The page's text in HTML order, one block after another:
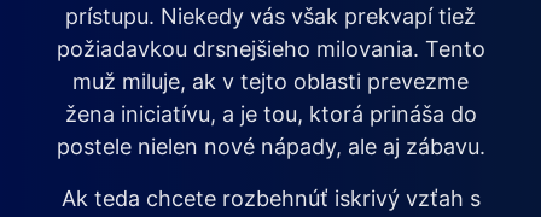
prístupu. Niekedy vás však prekvapí tiež
požiadavkou drsnejšieho milovania. Tento
muž miluje, ak v tejto oblasti prevezme
žena iniciatívu, a je tou, ktorá prináša do
postele nielen nové nápady, ale aj zábavu.
Ak teda chcete rozbehnúť iskrivý vzťah s